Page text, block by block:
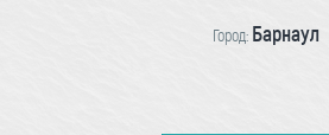
Город: Барнаул